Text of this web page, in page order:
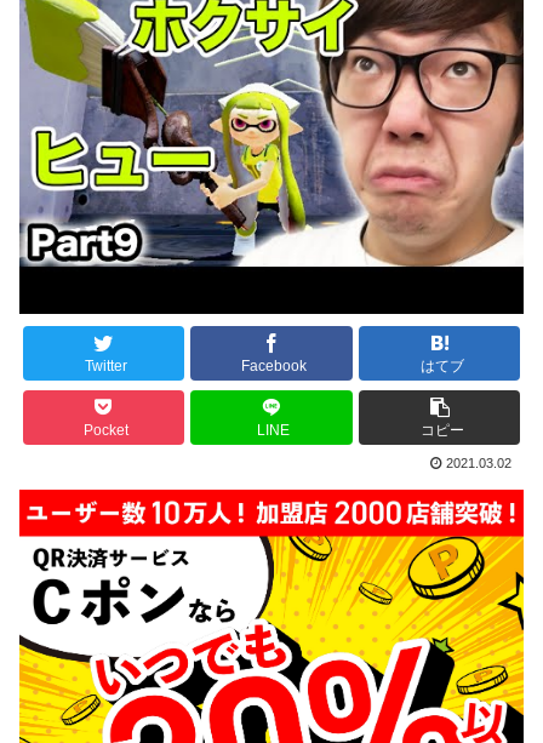
Twitter Facebook はてブ
Pocket LINE コピー
2021.03.02